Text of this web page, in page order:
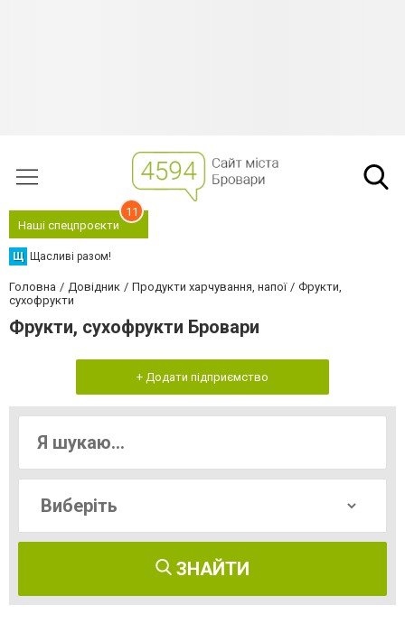
Наші спецпроєкти
11
Щ Щасливі разом!
Головна Довідник Продукти харчування, напої
Фрукти,
сухофрукти
Фрукти, сухофрукти Бровари
+ Додати підприємство
ЗНАЙТИ